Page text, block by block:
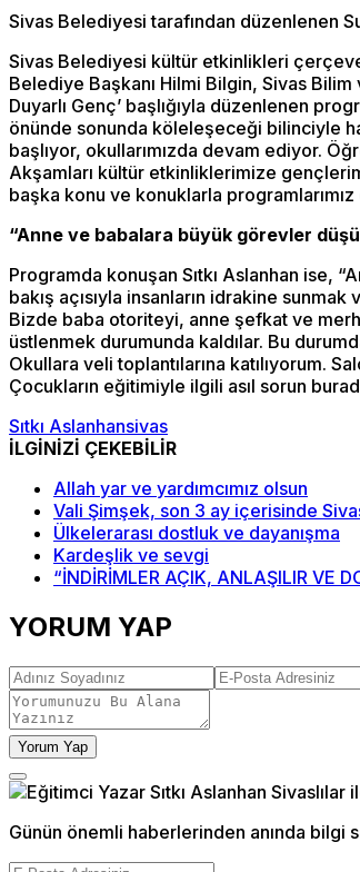
Sivas Belediyesi tarafından düzenlenen
Sivas Belediyesi kültür etkinlikleri
Belediye Başkanı Hilmi Bilgin, Sivas Bilim
Duyarlı Genç’ başlığıyla düzenlenen
önünde sonunda köleleşeceği bilinciyle
başlıyor, okullarımızda devam ediyor.
Akşamları kültür etkinliklerimize
başka konu ve konuklarla
“Anne ve babalara büyük görevler
Programda konuşan Sıtkı Aslanhan ise,
bakış açısıyla insanların idrakine
Bizde baba otoriteyi, anne şefkat ve
üstlenmek durumunda kaldılar. Bu
Okullara veli toplantılarına katılıyorum.
Çocukların eğitimiyle ilgili asıl sorun
Sıtkı Aslanhansivas
İLGİNİZİ ÇEKEBİLİR
Allah yar ve yardımcımız olsun
Vali Şimşek, son 3 ay içerisinde
Ülkelerarası dostluk ve dayanışma
Kardeşlik ve sevgi
“İNDİRİMLER AÇIK, ANLAŞILIR VE
YORUM YAP
Yorum Yap
Günün önemli haberlerinden anında bilgi